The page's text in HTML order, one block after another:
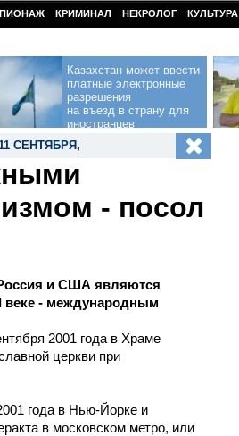
КРИМИНАЛ НЕКРОЛОГ КУЛЬТУРА
Казахстан может ввести
платные электронные
разрешения
на въезд в страну для
иностранцев
СЕНТЯБРЯ ,
- посол
и США являются
веке - международным
2001 года в Храме
церкви при
года в Нью-Йорке и
в московском метро, или